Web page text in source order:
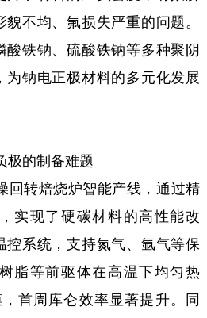
不均、氟损失严重的问题。
酸铁钠、硫酸铁钠等多种聚阴
为钠电正极材料的多元化发展
的制备难题
转焙烧炉智能产线，通过精
实现了硬碳材料的高性能改
控系统，支持氮气、氩气等保
脂等前驱体在高温下均匀热
首周库仑效率显著提升。同